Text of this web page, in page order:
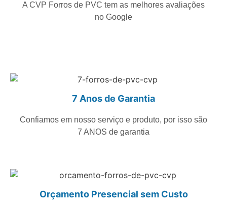
A CVP Forros de PVC tem as melhores avaliações
no Google
7 Anos de Garantia
Confiamos em nosso serviço e produto, por isso são
7 ANOS de garantia
Orçamento Presencial sem Custo